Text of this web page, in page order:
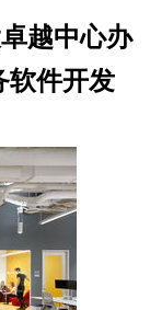
越中心办
软件开发